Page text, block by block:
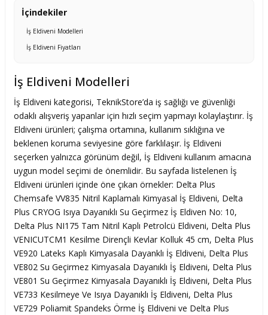
İçindekiler
İş Eldiveni Modelleri
İş Eldiveni Fiyatları
İş Eldiveni Modelleri
İş Eldiveni kategorisi, TeknikStore’da iş sağlığı ve güvenliği
odaklı alışveriş yapanlar için hızlı seçim yapmayı kolaylaştırır. İş
Eldiveni ürünleri; çalışma ortamına, kullanım sıklığına ve
beklenen koruma seviyesine göre farklılaşır. İş Eldiveni
seçerken yalnızca görünüm değil, İş Eldiveni kullanım amacına
uygun model seçimi de önemlidir. Bu sayfada listelenen İş
Eldiveni ürünleri içinde öne çıkan örnekler: Delta Plus
Chemsafe VV835 Nitril Kaplamalı Kimyasal İş Eldiveni, Delta
Plus CRYOG Isıya Dayanıklı Su Geçirmez İş Eldiven No: 10,
Delta Plus NI175 Tam Nitril Kaplı Petrolcü Eldiveni, Delta Plus
VENICUTCM1 Kesilme Dirençli Kevlar Kolluk 45 cm, Delta Plus
VE920 Lateks Kaplı Kimyasala Dayanklı İş Eldiveni, Delta Plus
VE802 Su Geçirmez Kimyasala Dayanıklı İş Eldiveni, Delta Plus
VE801 Su Geçirmez Kimyasala Dayanıklı İş Eldiveni, Delta Plus
VE733 Kesilmeye Ve Isıya Dayanıklı İş Eldiveni, Delta Plus
VE729 Poliamit Spandeks Örme İş Eldiveni ve Delta Plus